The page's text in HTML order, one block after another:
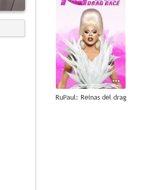
RuPaul: Reinas del drag